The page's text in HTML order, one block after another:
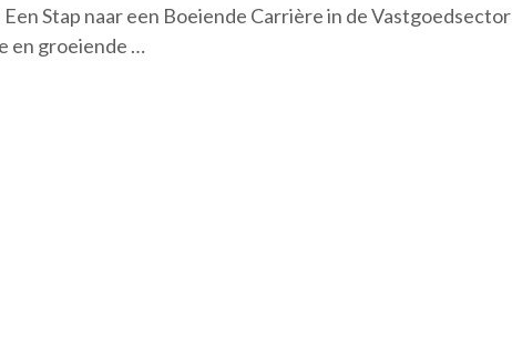
Stap naar een Boeiende Carrière in de Vastgoedsector
en groeiende …